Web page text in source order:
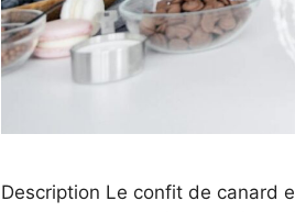
Description Le confit de canard